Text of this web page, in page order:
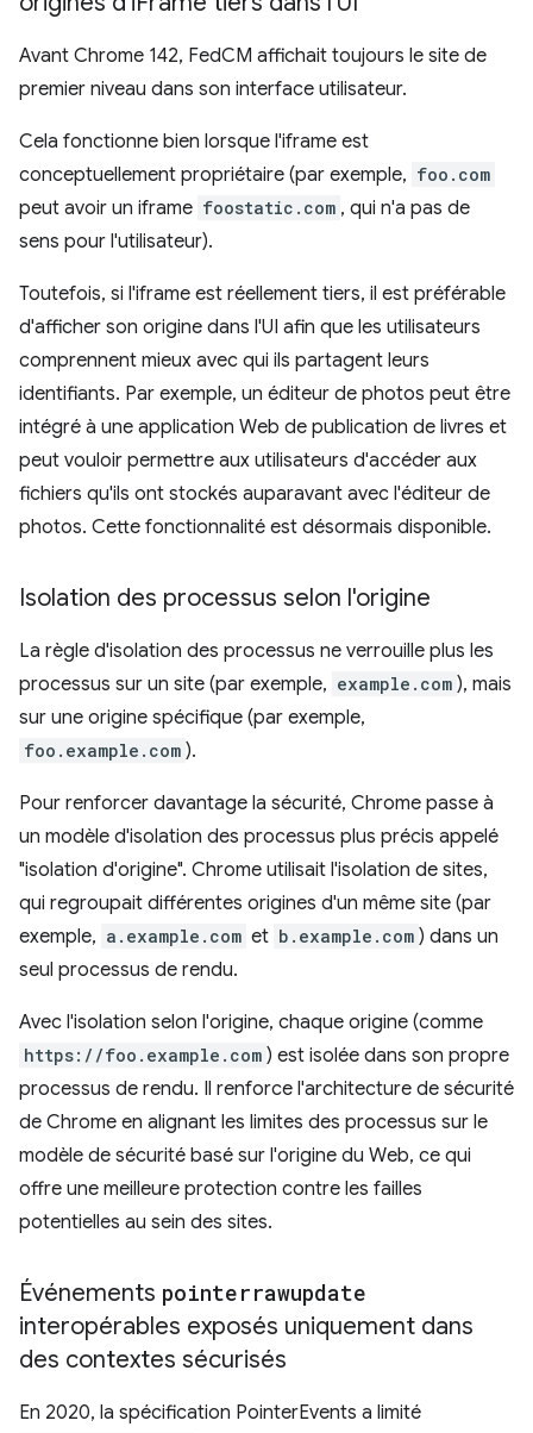
Avant Chrome 142, FedCM affichait toujours le site de
premier niveau dans son interface utilisateur.
Cela fonctionne bien lorsque l'iframe est
conceptuellement propriétaire (par exemple, foo.com
peut avoir un iframe foostatic.com , qui n'a pas de
sens pour l'utilisateur).
Toutefois, si l'iframe est réellement tiers, il est préférable
d'afficher son origine dans l'UI afin que les utilisateurs
comprennent mieux avec qui ils partagent leurs
identifiants. Par exemple, un éditeur de photos peut être
intégré à une application Web de publication de livres et
peut vouloir permettre aux utilisateurs d'accéder aux
fichiers qu'ils ont stockés auparavant avec l'éditeur de
photos. Cette fonctionnalité est désormais disponible.
Isolation des processus selon l'origine
La règle d'isolation des processus ne verrouille plus les
processus sur un site (par exemple, example.com ), mais
sur une origine spécifique (par exemple,
foo.example.com ).
Pour renforcer davantage la sécurité, Chrome passe à
un modèle d'isolation des processus plus précis appelé
"isolation d'origine". Chrome utilisait l'isolation de sites,
qui regroupait différentes origines d'un même site (par
exemple, a.example.com et b.example.com ) dans un
seul processus de rendu.
Avec l'isolation selon l'origine, chaque origine (comme
https://foo.example.com ) est isolée dans son propre
processus de rendu. Il renforce l'architecture de sécurité
de Chrome en alignant les limites des processus sur le
modèle de sécurité basé sur l'origine du Web, ce qui
offre une meilleure protection contre les failles
potentielles au sein des sites.
Événements pointerrawupdate
interopérables exposés uniquement dans
des contextes sécurisés
En 2020, la spécification PointerEvents a limité